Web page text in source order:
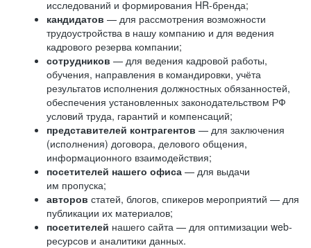
исследований и формирования HR-бренда;
кандидатов — для рассмотрения возможности
трудоустройства в нашу компанию и для ведения
кадрового резерва компании;
сотрудников — для ведения кадровой работы,
обучения, направления в командировки, учёта
результатов исполнения должностных обязанностей,
обеспечения установленных законодательством РФ
условий труда, гарантий и компенсаций;
представителей контрагентов — для заключения
(исполнения) договора, делового общения,
информационного взаимодействия;
посетителей нашего офиса — для выдачи
им пропуска;
авторов статей, блогов, спикеров мероприятий — для
публикации их материалов;
посетителей нашего сайта — для оптимизации web-
ресурсов и аналитики данных.